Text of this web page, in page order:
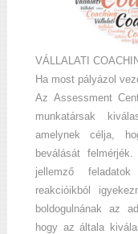
VÁLLALATI
Ha most pályázol
Az Assessment
munkatársak
amelynek célja,
beválását
jellemző
reakcióikból
boldogulnának az
hogy az általa